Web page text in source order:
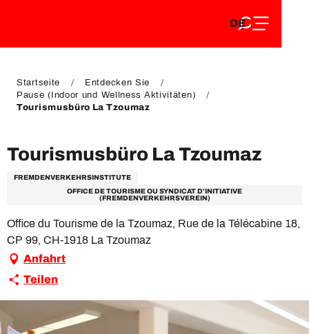
EN
DE
FR
Startseite
Entdecken Sie
Pause (Indoor und Wellness Aktivitäten)
Tourismusbüro La Tzoumaz
Tourismusbüro La Tzoumaz
FREMDENVERKEHRSINSTITUTE
OFFICE DE TOURISME OU SYNDICAT D'INITIATIVE
(FREMDENVERKEHRSVEREIN)
Office du Tourisme de la Tzoumaz, Rue de la Télécabine 18,
CP 99, CH-1918 La Tzoumaz
Anfahrt
Teilen